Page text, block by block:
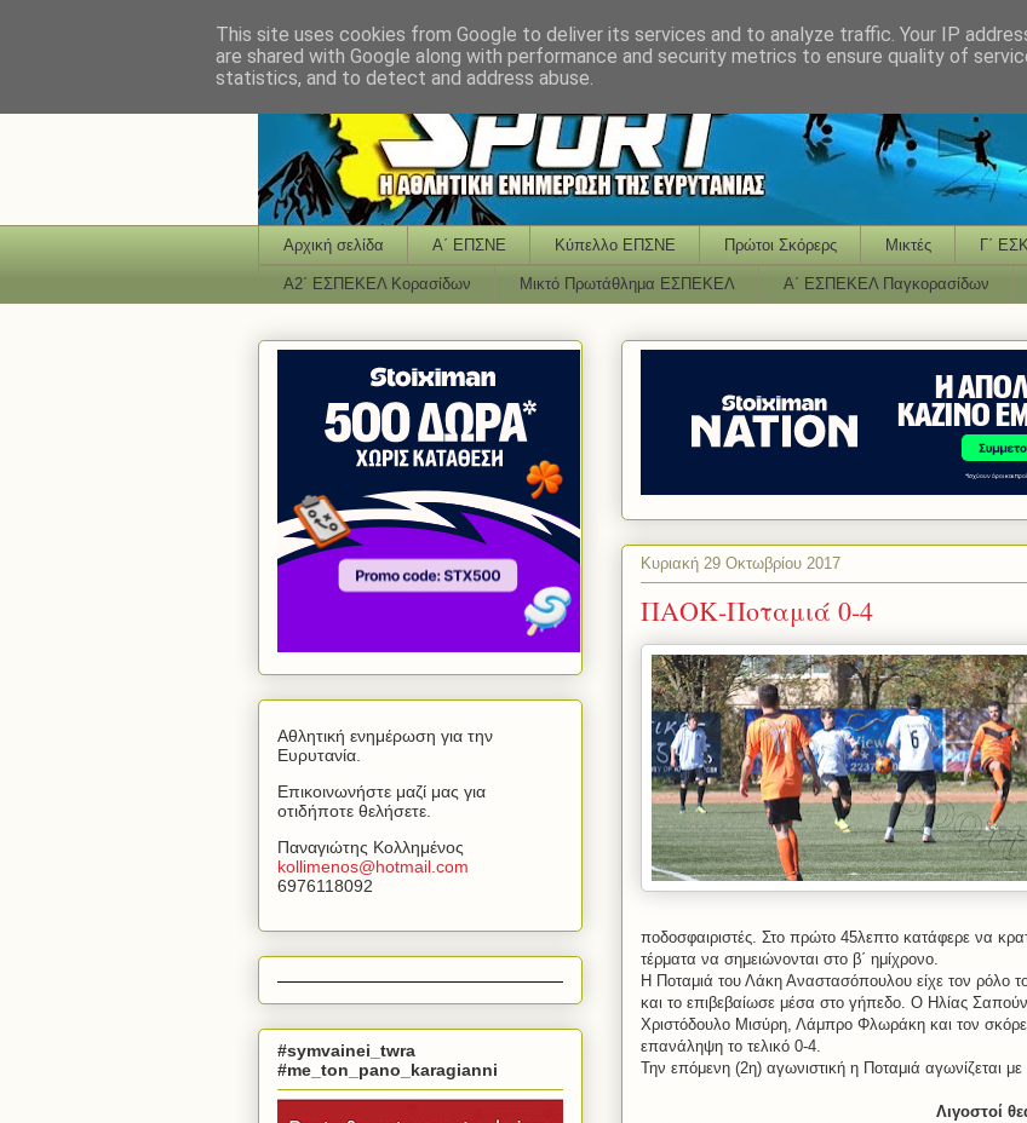
Αρχική σελίδα Α΄ ΕΠΣΝΕ Κύπελλο ΕΠΣΝΕ Πρώτοι Σκόρερς Μικτές Γ΄
Α2΄ ΕΣΠΕΚΕΛ Κορασίδων Μικτό Πρωτάθλημα ΕΣΠΕΚΕΛ Α΄ ΕΣΠΕΚΕΛ Παγκορασίδων
Κυριακή 29 Οκτωβρίου 2017
ΠΑΟΚ-Ποταμιά 0-4
ποδοσφαιριστές. Στο πρώτο 45λεπτο κατάφερε να
τέρματα να σημειώνονται στο β΄ ημίχρονο.
Η Ποταμιά του Λάκη Αναστασόπουλου είχε τον ρόλο
και το επιβεβαίωσε μέσα στο γήπεδο. Ο Ηλίας
Χριστόδουλο Μισύρη, Λάμπρο Φλωράκη και τον
επανάληψη το τελικό 0-4.
Την επόμενη (2η) αγωνιστική η Ποταμιά αγωνίζεται
Λιγοστοί
Αθλητική ενημέρωση για την
Ευρυτανία.
Επικοινωνήστε μαζί μας για
οτιδήποτε θελήσετε.
Παναγιώτης Κολλημένος
kollimenos@hotmail com
6976118092
#symvainei_twra
#me_ton_pano_karagianni
This site uses cookies from Google to deliver its services and to analyze traffic. Your IP
are shared with Google along with performance and security metrics to ensure quality of
statistics, and to detect and address abuse.